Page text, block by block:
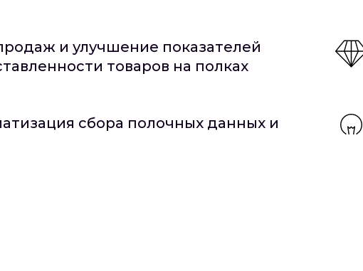
и улучшение показателей
товаров на полках
сбора полочных данных и